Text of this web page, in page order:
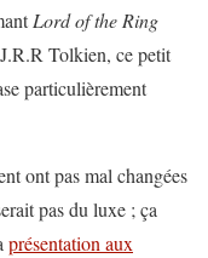
Lord of the Ring
Tolkien, ce petit
particulièrement
ont pas mal changées
pas du luxe ; ça
présentation aux